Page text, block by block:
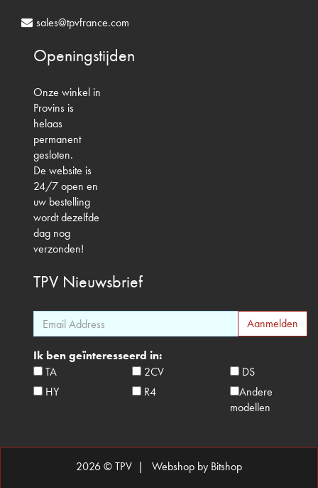
sales@tpvfrance.com
Openingstijden
Onze winkel in
Provins is
helaas
permanent
gesloten.
De website is
24/7 open en
uw bestelling
wordt dezelfde
dag nog
verzonden!
TPV Nieuwsbrief
Ik ben geïnteresseerd in:
TA
2CV
DS
HY
R4
Andere
modellen
2026 © TPV | Webshop by Bitshop